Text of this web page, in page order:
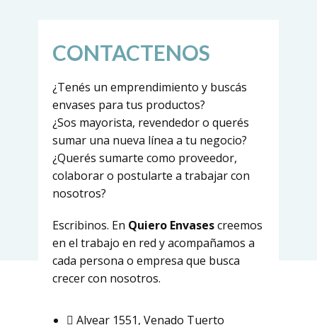
CONTACTENOS
¿Tenés un emprendimiento y buscás
envases para tus productos?
¿Sos mayorista, revendedor o querés
sumar una nueva línea a tu negocio?
¿Querés sumarte como proveedor,
colaborar o postularte a trabajar con
nosotros?
Escribinos. En Quiero Envasescreemos
en el trabajo en red y acompañamos a
cada persona o empresa que busca
crecer con nosotros.
Alvear 1551, Venado Tuerto